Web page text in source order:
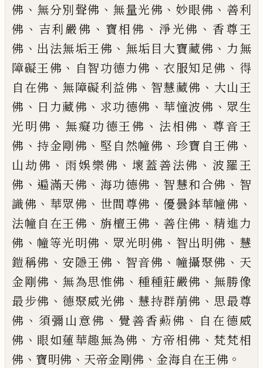
佛 、 無分別聲佛 、 無量光佛 、 妙眼佛 、 善利
佛 、 吉利嚴佛 、 寶相佛 、 淨光佛 、 香尊王
佛 、 出法無垢王佛 、 無垢目大寶藏佛 、 力無
障礙王佛 、 自智功德力佛 、 衣服知足佛 、 得
自在佛 、 無障礙利益佛 、 智慧藏佛 、 大山王
佛 、 日力藏佛 、 求功德佛 、 華憧波佛 、 眾生
光明佛 、 無癡功德王佛 、 法相佛 、 尊音王
佛 、 持金剛佛 、 堅自然幢佛 、 珍寶自王佛 、
山劫佛 、 雨娛樂佛 、 壞蓋善法佛 、 波羅王
佛 、 遍滿天佛 、 海功德佛 、 智慧和合佛 、 智
識佛 、 華眾佛 、 世間尊佛 、優曇鉢華幢佛 、
法幢自在王佛 、 旃檀王佛 、 善住佛 、精進力
佛 、 幢等光明佛 、 眾光明佛 、 智出明佛 、 慧
鎧稱佛 、 安隱王佛 、 智音佛 、 幢攝聚佛 、 天
金剛佛 、 無為思惟佛 、種種莊嚴佛 、 無勝像
最步佛 、 德聚威光佛 、 慧持群萠佛 、 思最尊
佛 、 須彌山意佛 、 覺善香𬟓佛 、 自在德威
佛 、 眼如蓮華趣無為佛 、 方帝相佛 、 梵梵相
佛 、 寶明佛 、 天帝金剛佛 、 金海自在王佛 。